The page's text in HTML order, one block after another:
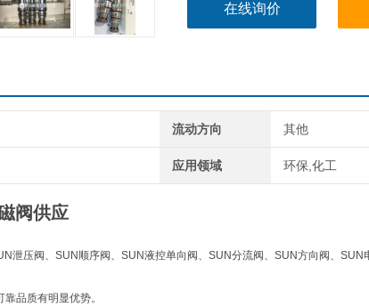
在线询价
流动方向 其他
应用领域 环保,化工
阀供应
泄压阀、SUN顺序阀、SUN液控单向阀、SUN分流阀、SUN方向阀、
品质有明显优势。